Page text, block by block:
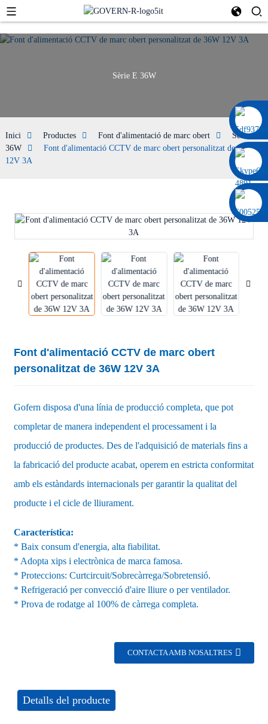
0086 13322920697
Sèrie E 36W
Inici Productes Font d'alimentació de marc obert
Sèrie E
36W
Font d'alimentació CCTV de marc obert personalitzat de 36W
12V 3A
Font d'alimentació CCTV de marc obert
personalitzat de 36W 12V 3A
Gofern disposa d'una línia de producció completa, que pot
completar de manera independent el processament i la
producció de productes. Des de l'adquisició de materials fins a
la fabricació del producte acabat, operem en estricta conformitat
amb els estàndards internacionals per garantir la qualitat del
producte i el cicle de lliurament.
Característica:
* Baix consum d'energia, alta fiabilitat.
* Adopta xips i electrònica de marca famosa.
* Proteccions: Curtcircuit/Sobrecàrrega/Sobretensió.
* Refrigeració per convecció d'aire lliure o per ventilador.
* Prova de rodatge al 100% de càrrega completa.
CONTACTA AMB NOSALTRES
Detalls del producte